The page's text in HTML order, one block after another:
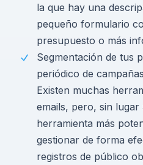
la que hay una
pequeño formulario
presupuesto o más
Segmentación de tus
periódico de
Existen muchas
emails, pero, sin lugar
herramienta más
gestionar de forma
registros de público